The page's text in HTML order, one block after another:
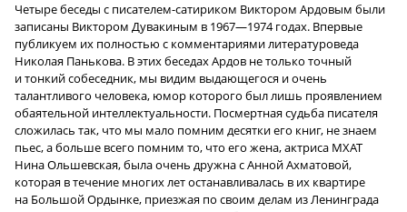
Четыре беседы с писателем-сатириком Виктором Ардовым были
записаны Виктором Дувакиным в 1967—1974 годах. Впервые
публикуем их полностью с комментариями литературоведа
Николая Панькова. В этих беседах Ардов не только точный
и тонкий собеседник, мы видим выдающегося и очень
талантливого человека, юмор которого был лишь проявлением
обаятельной интеллектуальности. Посмертная судьба писателя
сложилась так, что мы мало помним десятки его книг, не знаем
пьес, а больше всего помним то, что его жена, актриса МХАТ
Нина Ольшевская, была очень дружна с Анной Ахматовой,
которая в течение многих лет останавливалась в их квартире
на Большой Ордынке, приезжая по своим делам из Ленинграда